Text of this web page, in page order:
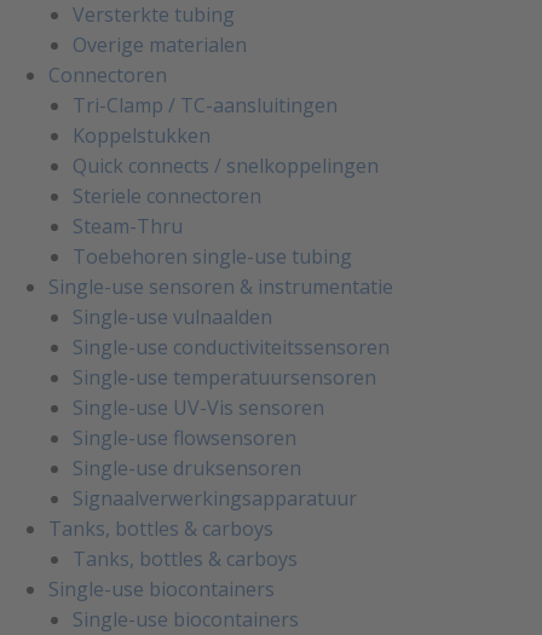
Versterkte tubing
Overige materialen
Connectoren
Tri-Clamp / TC-aansluitingen
Koppelstukken
Quick connects / snelkoppelingen
Steriele connectoren
Steam-Thru
Toebehoren single-use tubing
Single-use sensoren & instrumentatie
Single-use vulnaalden
Single-use conductiviteitssensoren
Single-use temperatuursensoren
Single-use UV-Vis sensoren
Single-use flowsensoren
Single-use druksensoren
Signaalverwerkingsapparatuur
Tanks, bottles & carboys
Tanks, bottles & carboys
Single-use biocontainers
Single-use biocontainers